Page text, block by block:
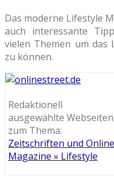
Das moderne Lifestyle
auch interessante
vielen Themen um das
zu können.
Redaktionell
ausgewählte Webseiten
zum Thema:
Zeitschriften und
Magazine » Lifestyle